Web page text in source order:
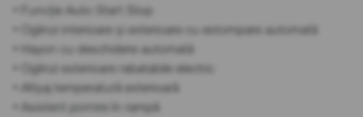
• Funcție Auto Start Stop
• Oglinzi interioare și exterioare cu estompare automată
• Hayon cu deschidere automată
• Oglinzi exterioare rabatabile electric
• Afișaj temperatură exterioară
• Asistent pornire în rampă